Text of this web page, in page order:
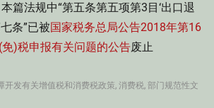
篇法规中“第五条第五项第3目‘出口退
条”已被国家税务总局公告2018年第16
)税申报有关问题的公告废止
开发有关增值税和消费税政策, 消费税, 部门规范性文